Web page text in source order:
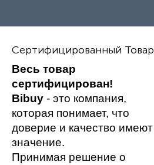
Сертифицированный Товар
Весь товар
сертифицирован!
Bibuy - это компания,
которая понимает, что
доверие и качество имеют
значение.
Принимая решение о